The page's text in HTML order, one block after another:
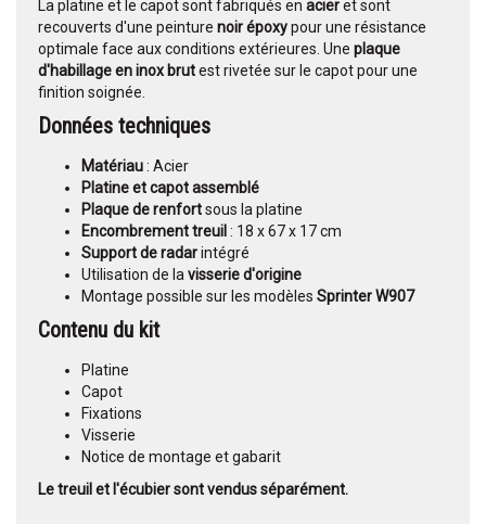
La platine et le capot sont fabriqués en acieret sont
recouverts d'une peinture noir époxypour une résistance
optimale face aux conditions extérieures. Une plaque
d'habillage en inox brutest rivetée sur le capot pour une
finition soignée.
Données techniques
Matériau: Acier
Platine et capot assemblé
Plaque de renfortsous la platine
Encombrement treuil : 18 x 67 x 17 cm
Support de radarintégré
Utilisation de la visserie d'origine
Montage possible sur les modèles Sprinter W907
Contenu du kit
Platine
Capot
Fixations
Visserie
Notice de montage et gabarit
Le treuil et l'écubier sont vendus séparément.